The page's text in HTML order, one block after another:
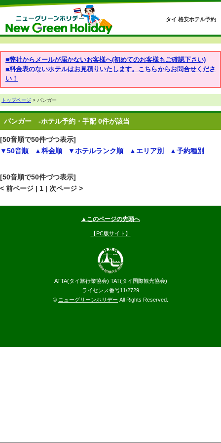
タイ 格安ホテル予約
■弊社からメールが届かないお客様へ(初めてのお客様もご確認下さい)
■料金表のないホテルはお見積りいたします。こちらからお問合せくださ
い！
トップページ > パンガー
パンガー -ホテル予約・手配 0件が該当
[50音順で50件づつ表示]
▼50音順
▲料金順 ▼ホテルランク順 ▲エリア別 ▲予約種別
[50音順で50件づつ表示]
< 前ページ | 1 | 次ページ >
▲このページの先頭へ
【PC版サイト】
ATTA(タイ旅行業協会) TAT(タイ国際観光協会)
ライセンス番号11/2729
© ニューグリーンホリデー All Rights Reserved.